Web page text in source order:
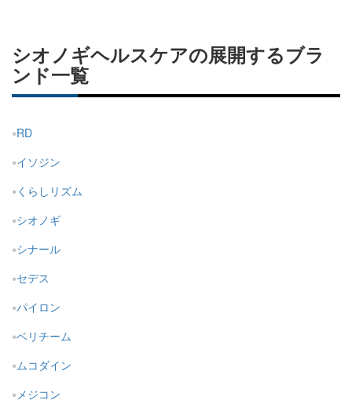
シオノギヘルスケアの展開するブラ
ンド一覧
RD
イソジン
くらしリズム
シオノギ
シナール
セデス
パイロン
ベリチーム
ムコダイン
メジコン